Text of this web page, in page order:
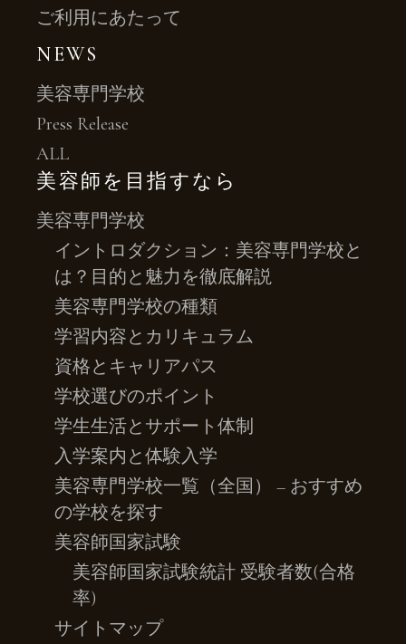
ご利用にあたって
NEWS
美容専門学校
Press Release
ALL
美容師を目指すなら
美容専門学校
イントロダクション：美容専門学校と
は？目的と魅力を徹底解説
美容専門学校の種類
学習内容とカリキュラム
資格とキャリアパス
学校選びのポイント
学生生活とサポート体制
入学案内と体験入学
美容専門学校一覧（全国） – おすすめ
の学校を探す
美容師国家試験
美容師国家試験統計 受験者数(合格
率)
サイトマップ